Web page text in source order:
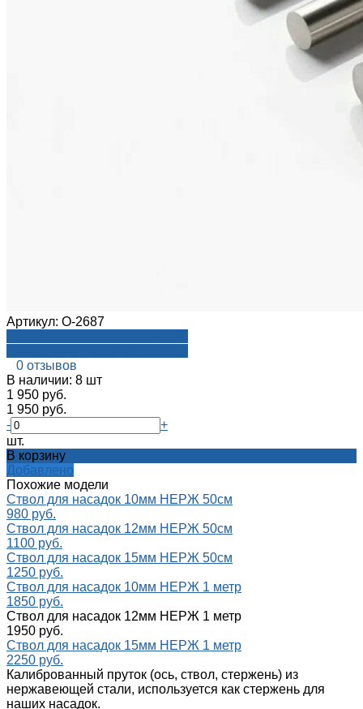
Артикул: О-2687
0 отзывов
В наличии: 8 шт
1 950 руб.
1 950 руб.
-
+
шт.
В корзину
Добавлено
Похожие модели
Ствол для насадок 10мм НЕРЖ 50см
980 руб.
Ствол для насадок 12мм НЕРЖ 50см
1100 руб.
Ствол для насадок 15мм НЕРЖ 50см
1250 руб.
Ствол для насадок 10мм НЕРЖ 1 метр
1850 руб.
Ствол для насадок 12мм НЕРЖ 1 метр
1950 руб.
Ствол для насадок 15мм НЕРЖ 1 метр
2250 руб.
Калиброванный пруток (ось, ствол, стержень) из
нержавеющей стали, используется как стержень для
наших насадок.